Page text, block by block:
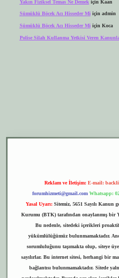
Yakın Fiziksel Temas Ne Demek için Kaan
Sümüklü Böcek Acı Hisseder Miiçin admin
Sümüklü Böcek Acı Hisseder Mi için Koca
Polise Silah Kullanma Yetkisi Veren
Reklam ve İletişim: E-mail:
forumhizmeti@gmail.com Whatsapp:
Yasal Uyarı: Sitemiz, 5651 Sayılı Kanun
Kurumu (BTK) tarafından onaylanmış bir
Bu nedenle, sitedeki içerikleri proaktif
yükümlülüğümüz bulunmamaktadır.
sorumluluğunu taşımakta olup, siteye
sayılırlar. Bu internet sitesi, herhangi bir
bağlantısı bulunmamaktadır. Sitede